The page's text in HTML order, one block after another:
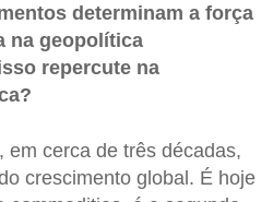
determinam a força
na geopolítica
repercute na
, em cerca de três décadas,
crescimento global. É hoje